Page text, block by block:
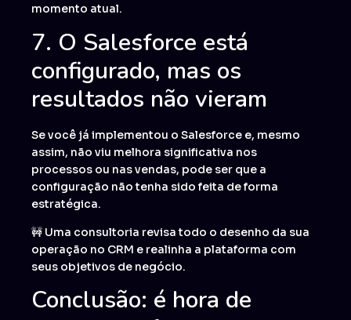
momento atual.
7. O Salesforce está
configurado, mas os
resultados não vieram
Se você já implementou o Salesforce e, mesmo
assim, não viu melhora significativa nos
processos ou nas vendas, pode ser que a
configuração não tenha sido feita de forma
estratégica.
🚧 Uma consultoria revisa todo o desenho da sua
operação no CRM e realinha a plataforma com
seus objetivos de negócio.
Conclusão: é hora de